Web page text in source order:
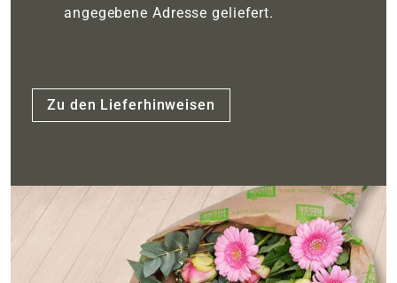
angegebene Adresse geliefert.
Zu den Lieferhinweisen